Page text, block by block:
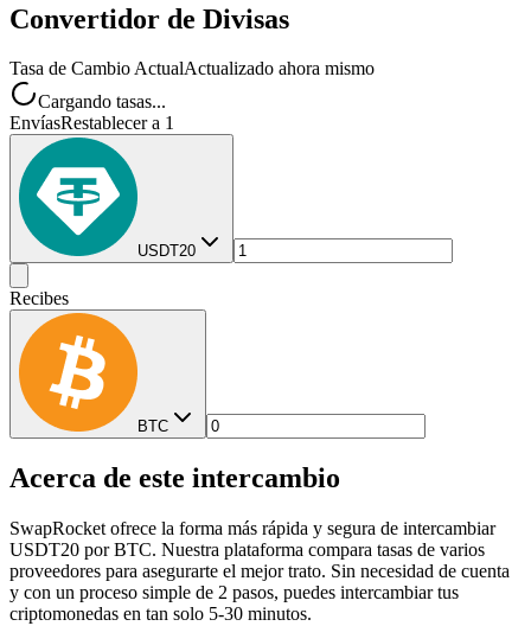
Convertidor de Divisas
Tasa de Cambio ActualActualizado ahora mismo
Cargando tasas...
EnvíasRestablecer a 1
USDT20
Recibes
BTC
Acerca de este intercambio
SwapRocket ofrece la forma más rápida y segura de intercambiar
USDT20 por BTC. Nuestra plataforma compara tasas de varios
proveedores para asegurarte el mejor trato. Sin necesidad de cuenta
y con un proceso simple de 2 pasos, puedes intercambiar tus
criptomonedas en tan solo 5-30 minutos.